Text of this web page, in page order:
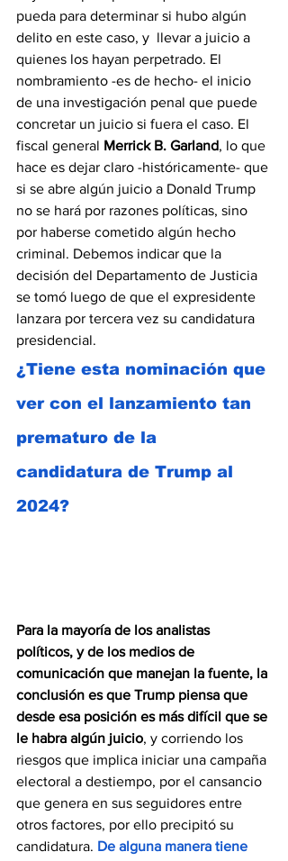
pueda para determinar si hubo algún
delito en este caso, y  llevar a juicio a
quienes los hayan perpetrado. El
nombramiento -es de hecho- el inicio
de una investigación penal que puede
concretar un juicio si fuera el caso. El
fiscal general Merrick B. Garland, lo que
hace es dejar claro -históricamente- que
si se abre algún juicio a Donald Trump
no se hará por razones políticas, sino
por haberse cometido algún hecho
criminal. Debemos indicar que la
decisión del Departamento de Justicia
se tomó luego de que el expresidente
lanzara por tercera vez su candidatura
presidencial.
¿Tiene esta nominación que
ver con el lanzamiento tan
prematuro de la
candidatura de Trump al
2024?
Para la mayoría de los analistas
políticos, y de los medios de
comunicación que manejan la fuente, la
conclusión es que Trump piensa que
desde esa posición es más difícil que se
le habra algún juicio, y corriendo los
riesgos que implica iniciar una campaña
electoral a destiempo, por el cansancio
que genera en sus seguidores entre
otros factores, por ello precipitó su
candidatura. De alguna manera tiene